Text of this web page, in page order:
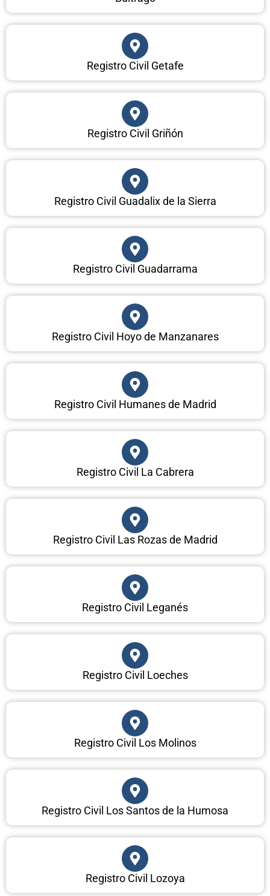
Registro Civil Getafe
Registro Civil Griñón
Registro Civil Guadalix de la Sierra
Registro Civil Guadarrama
Registro Civil Hoyo de Manzanares
Registro Civil Humanes de Madrid
Registro Civil La Cabrera
Registro Civil Las Rozas de Madrid
Registro Civil Leganés
Registro Civil Loeches
Registro Civil Los Molinos
Registro Civil Los Santos de la Humosa
Registro Civil Lozoya